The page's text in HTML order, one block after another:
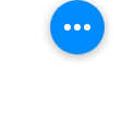
19:00 hs.